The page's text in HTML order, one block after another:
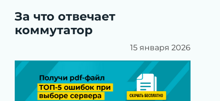
За что отвечает
коммутатор
15 января 2026